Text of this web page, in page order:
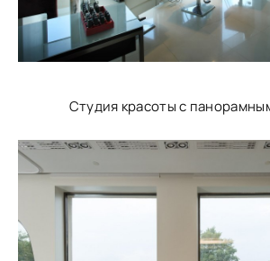
Студия красоты с